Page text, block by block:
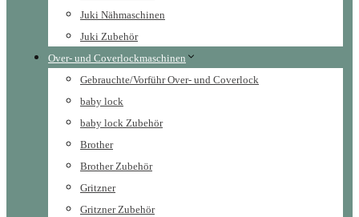
Juki Nähmaschinen
Juki Zubehör
Over- und Coverlockmaschinen
Gebrauchte/Vorführ Over- und Coverlock
baby lock
baby lock Zubehör
Brother
Brother Zubehör
Gritzner
Gritzner Zubehör